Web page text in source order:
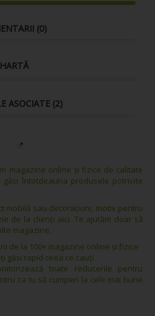
(0)
HARTĂ
ASOCIATE (2)
magazine online și fizice de calitate
întotdeauna produsele potrivite
mobilă sau decorațiuni, motiv pentru
de la clienți aici. Te ajutăm doar să
magazine.
de la 100+ magazine online și fizice
găsi rapid ceea ce cauți
toate reducerile pentru
ca tu să cumperi la cele mai bune